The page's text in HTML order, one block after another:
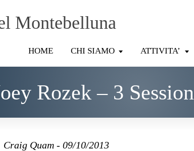
Montebelluna
HOME CHI SIAMO ATTIVITA’
Rozek – 3
Craig Quam - 09/10/2013